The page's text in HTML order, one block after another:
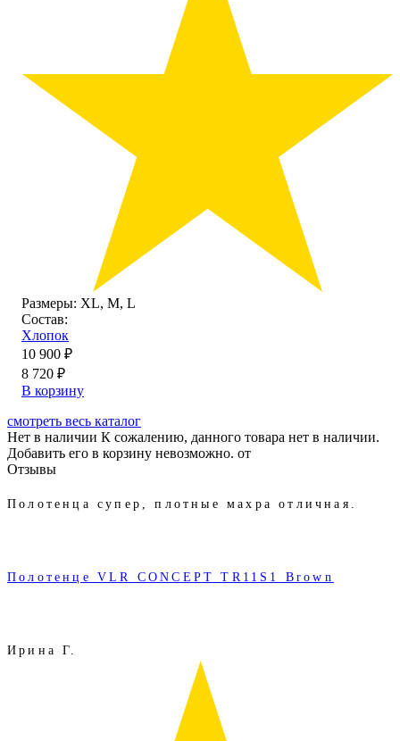
Размеры: ХL, M, L
Состав:
Хлопок
10 900 ₽
8 720 ₽
В корзину
смотреть весь каталог
Нет в наличии К сожалению, данного товара нет в наличии.
Добавить его в корзину невозможно. от
Отзывы
Полотенца супер, плотные махра отличная.
Полотенце VLR CONCEPT TR11S1 Brown
Ирина Г.